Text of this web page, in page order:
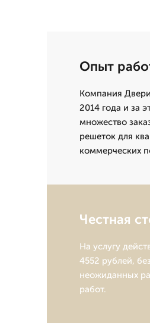
Опыт
Компания
2014 года и за
множество
решеток для
коммерческих
Честная
На услугу
4552 рублей,
неожиданных
работ.